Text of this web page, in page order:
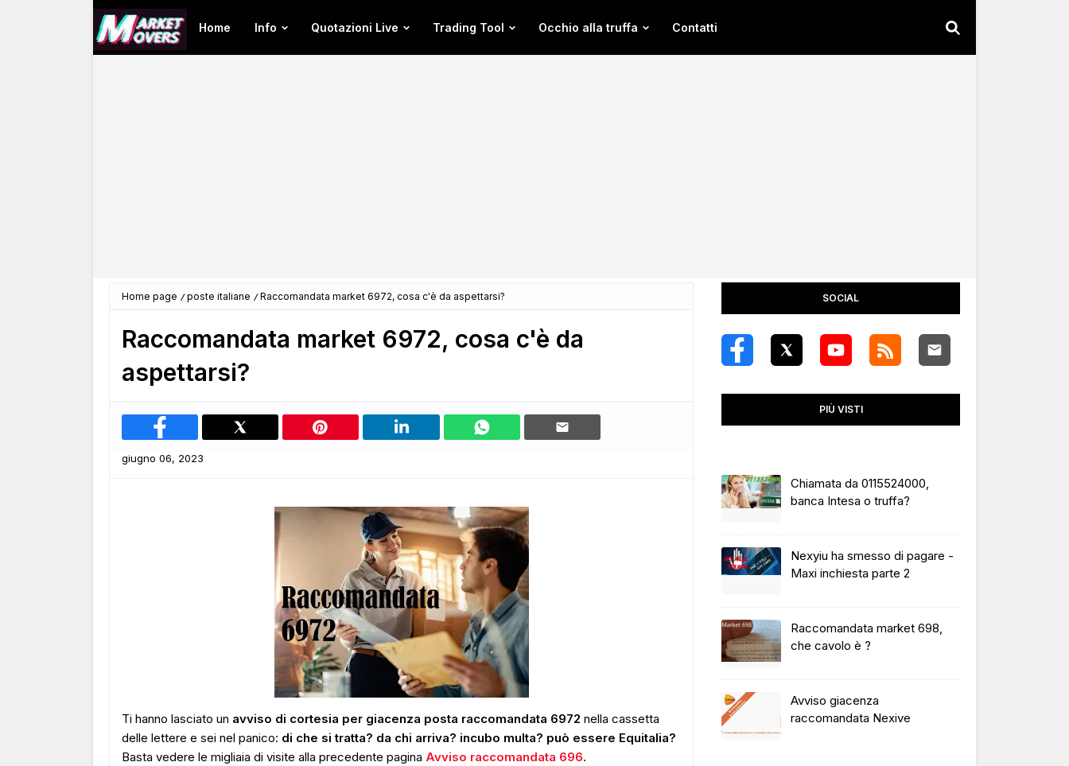
Home Info Quotazioni Live Trading Tool Occhio alla truffa Contatti
Home page poste italiane Raccomandata market 6972, cosa c'è da aspettarsi?
Raccomandata market 6972, cosa c'è da
aspettarsi?
giugno 06, 2023
Ti hanno lasciato un avviso di cortesia per giacenza posta raccomandata 6972 nella cassetta
delle lettere e sei nel panico: di che si tratta? da chi arriva? incubo multa? può essere Equitalia?
Basta vedere le migliaia di visite alla precedente pagina Avviso raccomandata 696.
SOCIAL
PIÙ VISTI
Chiamata da 0115524000,
banca Intesa o truffa?
Nexyiu ha smesso di pagare -
Maxi inchiesta parte 2
Raccomandata market 698,
che cavolo è ?
Avviso giacenza
raccomandata Nexive